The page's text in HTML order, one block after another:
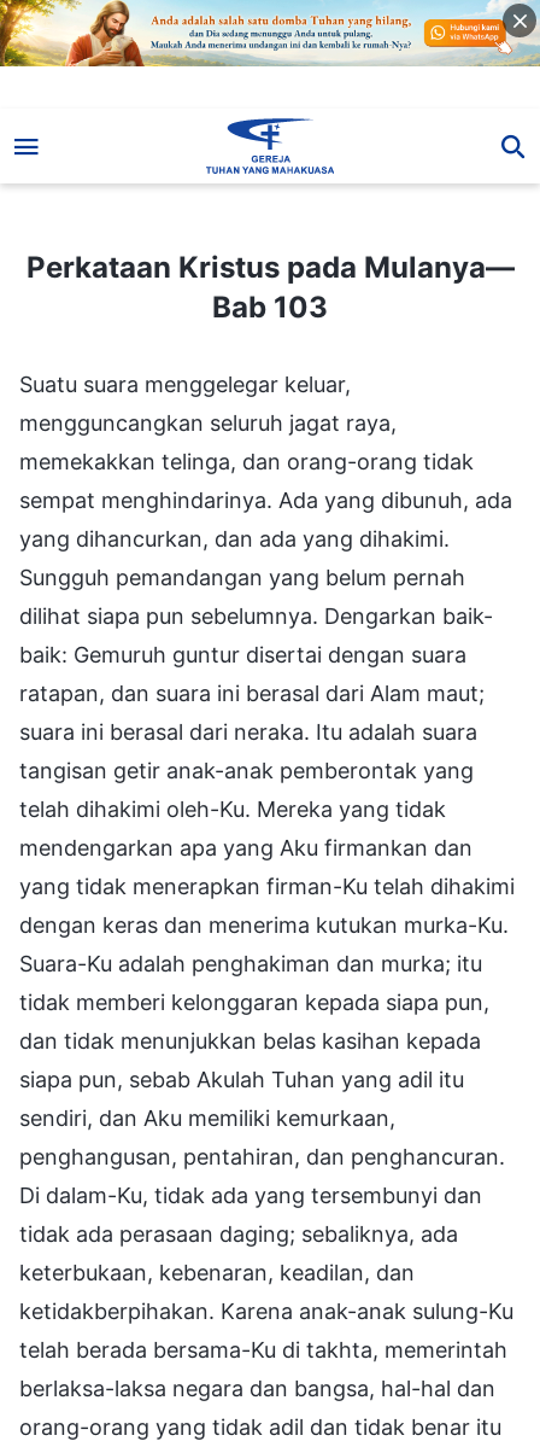
Perkataan Kristus pada Mulanya—Bab 103
Perkataan Kristus pada Mulanya—
Bab 103
Suatu suara menggelegar keluar,
mengguncangkan seluruh jagat raya,
memekakkan telinga, dan orang-orang tidak
sempat menghindarinya. Ada yang dibunuh, ada
yang dihancurkan, dan ada yang dihakimi.
Sungguh pemandangan yang belum pernah
dilihat siapa pun sebelumnya. Dengarkan baik-
baik: Gemuruh guntur disertai dengan suara
ratapan, dan suara ini berasal dari Alam maut;
suara ini berasal dari neraka. Itu adalah suara
tangisan getir anak-anak pemberontak yang
telah dihakimi oleh-Ku. Mereka yang tidak
mendengarkan apa yang Aku firmankan dan
yang tidak menerapkan firman-Ku telah dihakimi
dengan keras dan menerima kutukan murka-Ku.
Suara-Ku adalah penghakiman dan murka; itu
tidak memberi kelonggaran kepada siapa pun,
dan tidak menunjukkan belas kasihan kepada
siapa pun, sebab Akulah Tuhan yang adil itu
sendiri, dan Aku memiliki kemurkaan,
penghangusan, pentahiran, dan penghancuran.
Di dalam-Ku, tidak ada yang tersembunyi dan
tidak ada perasaan daging; sebaliknya, ada
keterbukaan, kebenaran, keadilan, dan
ketidakberpihakan. Karena anak-anak sulung-Ku
telah berada bersama-Ku di takhta, memerintah
berlaksa-laksa negara dan bangsa, hal-hal dan
orang-orang yang tidak adil dan tidak benar itu